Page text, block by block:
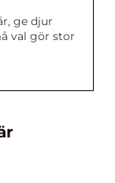
ge djur
val gör stor